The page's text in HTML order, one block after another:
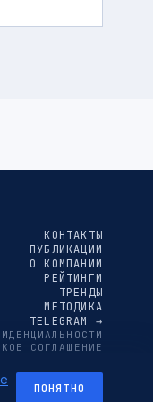
КОНТАКТЫ
ПУБЛИКАЦИИ
О КОМПАНИИ
РЕЙТИНГИ
ТРЕНДЫ
МЕТОДИКА
TELEGRAM →
СОГЛАШЕНИЕ
ПОНЯТНО